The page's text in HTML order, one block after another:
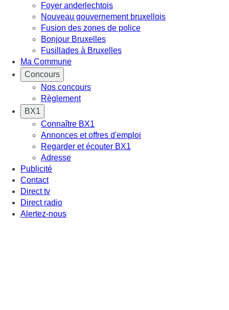
Foyer anderlechtois
Nouveau gouvernement bruxellois
Fusion des zones de police
Bonjour Bruxelles
Fusillades à Bruxelles
Ma Commune
Concours
Nos concours
Règlement
BX1
Connaître BX1
Annonces et offres d'emploi
Regarder et écouter BX1
Adresse
Publicité
Contact
Direct tv
Direct radio
Alertez-nous